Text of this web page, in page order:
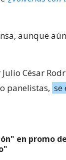
aunque
César
panelistas, se
en promo